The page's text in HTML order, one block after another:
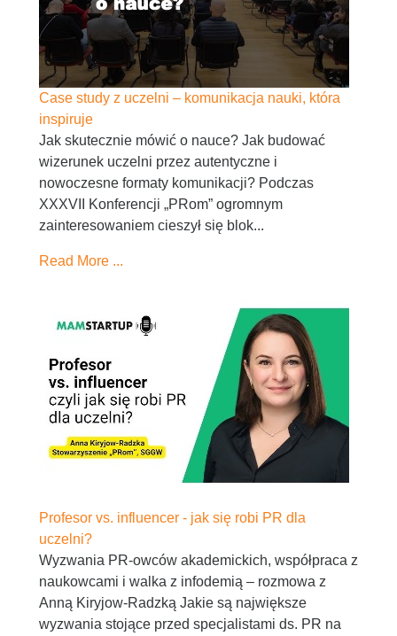
Case study z uczelni – komunikacja nauki, która
inspiruje
Jak skutecznie mówić o nauce? Jak budować
wizerunek uczelni przez autentyczne i
nowoczesne formaty komunikacji? Podczas
XXXVII Konferencji „PRom” ogromnym
zainteresowaniem cieszył się blok...
Read More ...
Profesor vs. influencer - jak się robi PR dla
uczelni?
Wyzwania PR-owców akademickich, współpraca z
naukowcami i walka z infodemią – rozmowa z
Anną Kiryjow-Radzką Jakie są największe
wyzwania stojące przed specjalistami ds. PR na